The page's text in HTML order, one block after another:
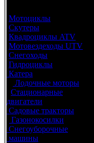
Мотоциклы
Скутеры
Квадроциклы ATV
Мотовездеходы UTV
Снегоходы
Гидроциклы
Катера
Лодочные моторы
Стационарные
двигатели
Садовые тракторы
Газонокосилки
Снегоуборочные
машины